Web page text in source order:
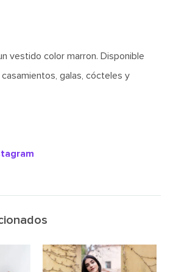
vestido color marron. Disponible
casamientos, galas, cócteles y